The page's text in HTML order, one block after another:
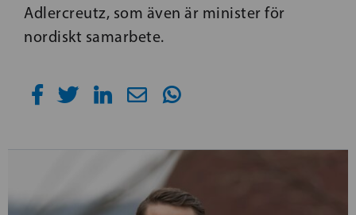
Adlercreutz, som även är minister för
nordiskt samarbete.